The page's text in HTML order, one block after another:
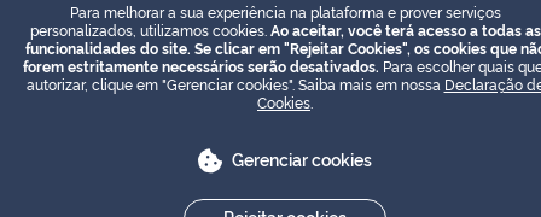
Para melhorar a sua experiência na plataforma e prover serviços
personalizados, utilizamos cookies. Ao aceitar, você terá acesso a todas as
funcionalidades do site. Se clicar em "Rejeitar Cookies", os cookies que
forem estritamente necessários serão desativados. Para escolher quais
autorizar, clique em "Gerenciar cookies". Saiba mais em nossa Declaração
Cookies
Gerenciar cookies